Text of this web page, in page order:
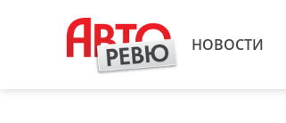
НОВОСТИ